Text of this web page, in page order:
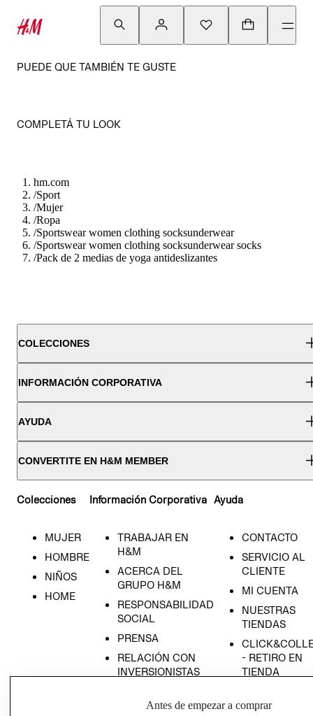
PUEDE QUE TAMBIÉN TE GUSTE
COMPLETÁ TU LOOK
hm.com
/Sport
/Mujer
/Ropa
/Sportswear women clothing socksunderwear
/Sportswear women clothing socksunderwear socks
/Pack de 2 medias de yoga antideslizantes
COLECCIONES
INFORMACIÓN CORPORATIVA
AYUDA
CONVERTITE EN H&M MEMBER
Colecciones
MUJER
HOMBRE
NIÑOS
HOME
Información Corporativa
TRABAJAR EN
H&M
ACERCA DEL
GRUPO H&M
RESPONSABILIDAD
SOCIAL
PRENSA
RELACIÓN CON
INVERSIONISTAS
EMPRESARIAL
Ayuda
CONTACTO
SERVICIO AL
CLIENTE
MI CUENTA
NUESTRAS
TIENDAS
- RETIRO EN
TIENDA
CONDICIONES
Antes de empezar a comprar